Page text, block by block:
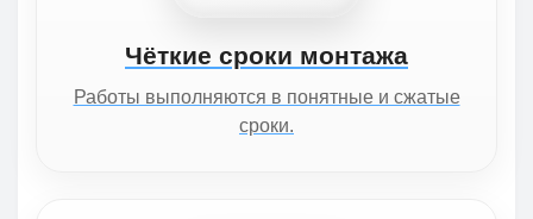
Чёткие сроки монтажа
Работы выполняются в понятные и сжатые
сроки.